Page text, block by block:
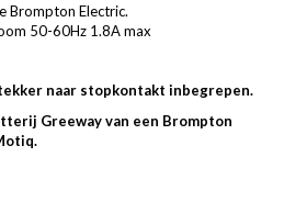
Brompton Electric.
50-60Hz 1.8A max
naar stopkontakt inbegrepen.
Greeway van een Brompton